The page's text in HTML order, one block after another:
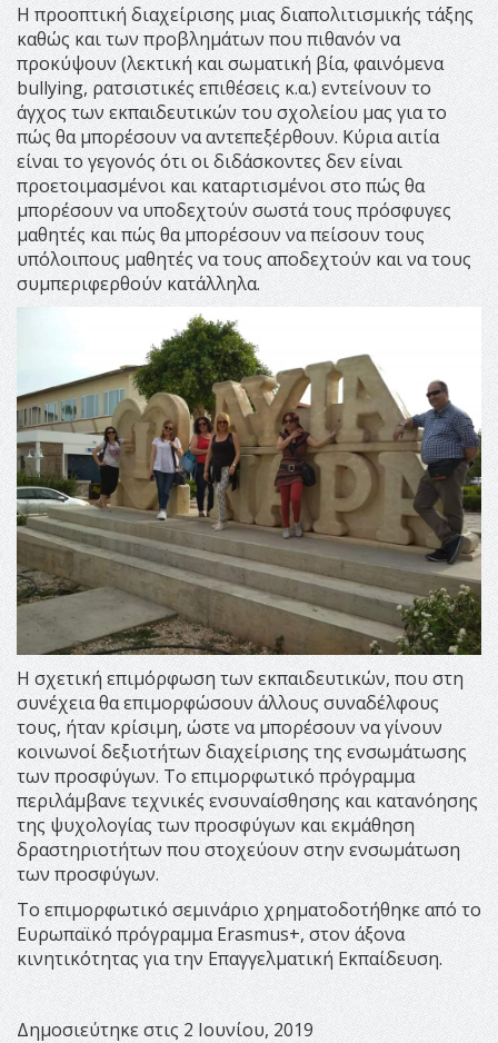
H προοπτική διαχείρισης μιας διαπολιτισμικής τάξης
καθώς και των προβλημάτων που πιθανόν να
προκύψουν (λεκτική και σωματική βία, φαινόμενα
bullying, ρατσιστικές επιθέσεις κ.α.) εντείνουν το
άγχος των εκπαιδευτικών του σχολείου μας για το
πώς θα μπορέσουν να αντεπεξέρθουν. Κύρια αιτία
είναι το γεγονός ότι οι διδάσκοντες δεν είναι
προετοιμασμένοι και καταρτισμένοι στο πώς θα
μπορέσουν να υποδεχτούν σωστά τους πρόσφυγες
μαθητές και πώς θα μπορέσουν να πείσουν τους
υπόλοιπους μαθητές να τους αποδεχτούν και να τους
συμπεριφερθούν κατάλληλα.
Η σχετική επιμόρφωση των εκπαιδευτικών, που στη
συνέχεια θα επιμορφώσουν άλλους συναδέλφους
τους, ήταν κρίσιμη, ώστε να μπορέσουν να γίνουν
κοινωνοί δεξιοτήτων διαχείρισης της ενσωμάτωσης
των προσφύγων. Το επιμορφωτικό πρόγραμμα
περιλάμβανε τεχνικές ενσυναίσθησης και κατανόησης
της ψυχολογίας των προσφύγων και εκμάθηση
δραστηριοτήτων που στοχεύουν στην ενσωμάτωση
των προσφύγων.
Το επιμορφωτικό σεμινάριο χρηματοδοτήθηκε από το
Ευρωπαϊκό πρόγραμμα Erasmus+, στον άξονα
κινητικότητας για την Επαγγελματική Εκπαίδευση.
Δημοσιεύτηκε στις 2 Ιουνίου, 2019